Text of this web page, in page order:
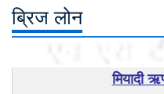
ब्रिज लोन
मियादी